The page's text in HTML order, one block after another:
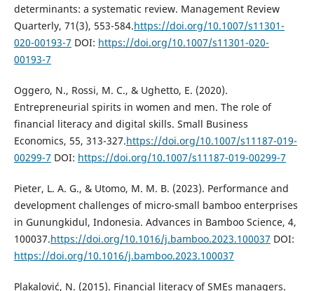
determinants: a systematic review. Management Review
Quarterly, 71(3), 553-584.https://doi.org/10.1007/s11301-
020-00193-7 DOI: https://doi.org/10.1007/s11301-020-
00193-7
Oggero, N., Rossi, M. C., & Ughetto, E. (2020).
Entrepreneurial spirits in women and men. The role of
financial literacy and digital skills. Small Business
Economics, 55, 313-327.https://doi.org/10.1007/s11187-019-
00299-7 DOI: https://doi.org/10.1007/s11187-019-00299-7
Pieter, L. A. G., & Utomo, M. M. B. (2023). Performance and
development challenges of micro-small bamboo enterprises
in Gunungkidul, Indonesia. Advances in Bamboo Science, 4,
100037.https://doi.org/10.1016/j.bamboo.2023.100037 DOI:
https://doi.org/10.1016/j.bamboo.2023.100037
Plakalović, N. (2015). Financial literacy of SMEs managers.